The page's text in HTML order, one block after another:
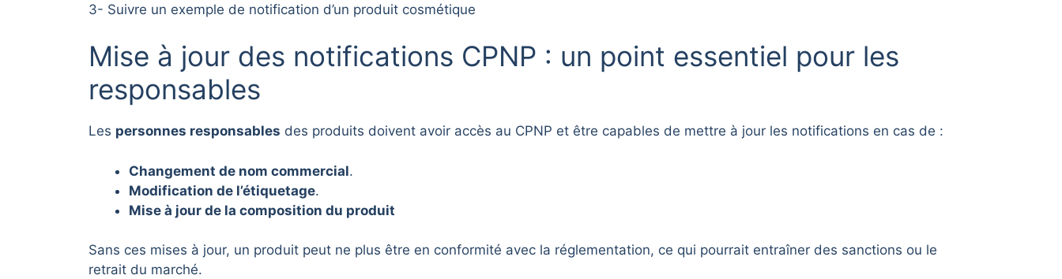
3- Suivre un exemple de notification d’un produit cosmétique
Mise à jour des notifications CPNP : un point essentiel pour les
responsables
Les personnes responsables des produits doivent avoir accès au CPNP et être capables de mettre à jour les notifications en cas de :
Changement de nom commercial.
Modification de l’étiquetage.
Mise à jour de la composition du produit
Sans ces mises à jour, un produit peut ne plus être en conformité avec la réglementation, ce qui pourrait entraîner des sanctions ou le
retrait du marché.